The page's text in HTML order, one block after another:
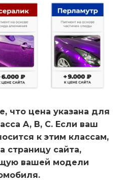
что цена указана для
A, B, C. Если ваш
к этим классам,
страницу сайта,
вашей модели